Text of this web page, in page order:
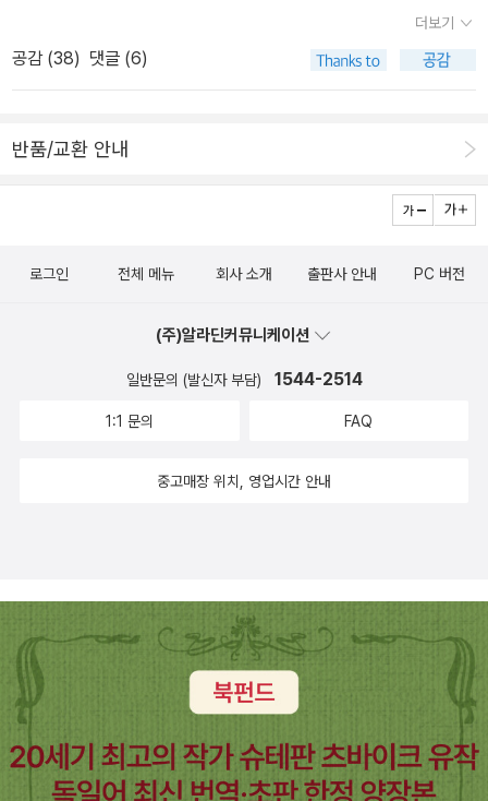
야의 베스트셀러인 <카오스>(누림, 2006 *새로 나왔군!)의 저자 제
임스 글릭은 빼놓지 않고 있으며(역자 박배식 교수는 <카오스의 본질
다. 기상학자 로렌츠와 그의 '이상한 끌개'에 대해서 말이다. 그리고
과>를 말한다. 이번에 약간 놀란 건 로렌츠의 나이가 생각보다 많은
것. 1917년생이니까 우리 나이로 90세이다. 책에서 읽을 때의 '젊은
기상학자'가 더이상 아닌 것이다. 로렌츠의 원저는 1993년에 나왔으
우리가 일본보다 10년 정도는 뒤처지는 것 같은데, 이게 그저 '인
관한 번역서들 가운데는 일본책들이 적지 않다. 국내에서는 수학자
김용운 교수의 책 정도가 눈에 띌 따름이다. 벌써 10년쯤 전에 유행을
이언스북스, 2002)나 <카오스의 본질> 같은 주요 저작들이 번역된
학콘서트>의 내용 대부분이 이 카오스이론/복잡계과학과 연관된 것
들이다. 콘서트장의 연주를 즐기는 것 이상을 원한다면, 이제 '악보'를
찬찬히 들여다볼 수도 있겠다. 최근에 나온 과학서들 가운데, <뇌
가 나의 마음을 만든다>(바다출판사, 2006)도 눈길을 줄 만한 책이
다. 소개에 따르면, '이 책은 세계의 뇌 과학자 중 한 명인 라마찬드란
박사가 BBC의 ‘리스 강연’에서 행한 내용을 담고 있다. 라마찬드란
박사는 환상사지나 공감각 같은 희귀한 신경이상 사례들을 통해 우리
책들로 가득 차게 되었지만(책이 많은 게 아니라 방이 작았다고 해두
자). 당시는 책이 지금처럼 많이 나오지도 않았고, 책을 구할 수 있는
루트가 지금처럼 다양하지도 않았다(요즘은 소장하는 책 중 사는 책
다). 물론 요즘은 구하기 힘든 (원서)마스터본들을 당시에는 쉽게 접
할 수 있었지만. 하여간에 그 증식 속도에 있어서 책들은 어느 박테리
아 못지 않다. 한마디로 못말리는 책들인 것. 세월은 흘러, 6년전 지금
가 왔냐고 내게 물었다. 지금 그 책들은 2배가 넘게 불어나 있으며, 이
에 갖다 팔고 한 책들이 500권은 된다). 전체로 따지면 아마 1%도
안될 듯싶지만. 집사람이 몰래 갖다버린다고 하도 으름장을 놓길래
비가 멎은 날에 내다놓았다. 주로 잡지와 소설책(무슨무슨 수상작품
만 해도 꽤 되는 내가 재테크의 기본도 모른다는 것은 아이러니이자
다. 딸아이는 집이 아주 넓어졌다고 좋아했지만(남들이 보면 웃을 일
이다), 읽을 책만 사서 읽으라는 충고도 잊지 않았다(그건 오늘 아침
에도 반복됐다). 이젠 아이도 어느새 못말릴 나이가 돼 버렸다. 하지
만, 아이도 언젠가는 알아줄지 모른다. 책이라는 환상이 아빠의 존재
근거이며 아빠의 DNA는 (A-T-C-G 대신에) 어쩌면 B-O-O-K 라
는 염기서열로 이루어져 있을지도 모른다는 것을. 젠장, 이런 boo
더보기
공감 (38) 댓글 (6)
반품/교환 안내
로그인 전체 메뉴 회사 소개 출판사 안내 PC 버전
(주)알라딘커뮤니케이션
일반문의 (발신자 부담) 1544-2514
1:1 문의 FAQ
중고매장 위치, 영업시간 안내